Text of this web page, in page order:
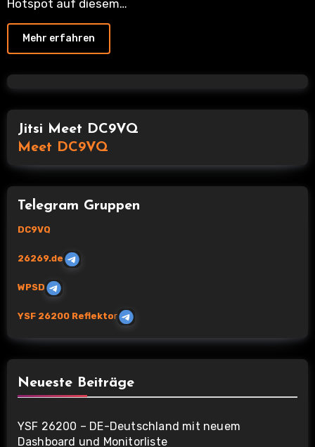
Hotspot auf diesem…
Mehr erfahren
Jitsi Meet DC9VQ
Meet DC9VQ
Telegram Gruppen
DC9VQ
26269.de
WPSD
YSF 26200 Reflektor
Neueste Beiträge
YSF 26200 – DE-Deutschland mit neuem
Dashboard und Monitorliste